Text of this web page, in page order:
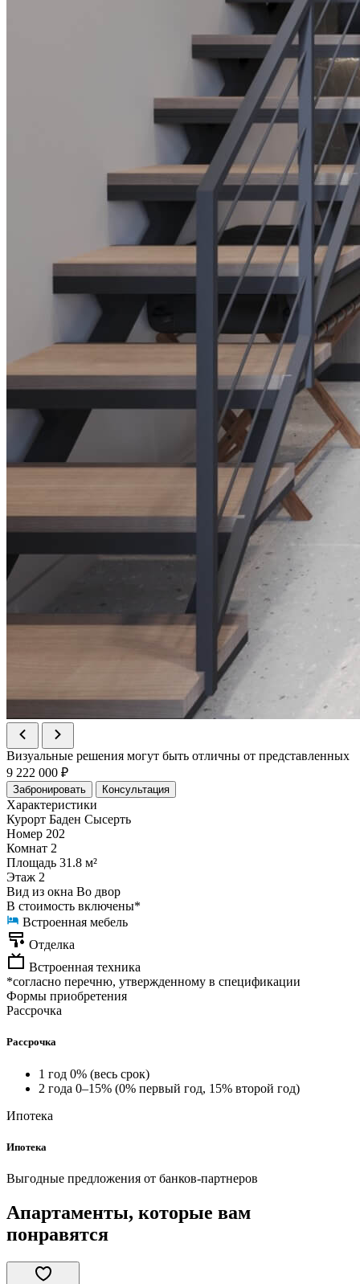
Визуальные решения могут быть отличны от представленных
9 222 000 ₽
Забронировать Консультация
Характеристики
Курорт Баден Сысерть
Номер 202
Комнат 2
Площадь 31.8 м²
Этаж 2
Вид из окна Во двор
В стоимость включены*
Встроенная мебель
Отделка
Встроенная техника
*согласно перечню, утвержденному в спецификации
Формы приобретения
Рассрочка
Рассрочка
1 год 0% (весь срок)
2 года 0–15% (0% первый год, 15% второй год)
Ипотека
Ипотека
Выгодные предложения от банков-партнеров
Апартаменты, которые вам
понравятся